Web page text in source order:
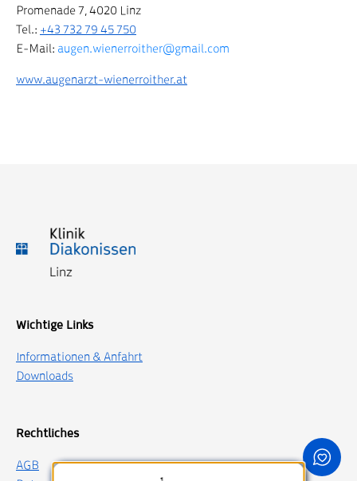
Promenade 7, 4020 Linz
Tel.: +43 732 79 45 750
E-Mail: augen.wienerroither@gmail.com
www.augenarzt-wienerroither.at
Wichtige Links
Informationen & Anfahrt
Downloads
Rechtliches
AGB